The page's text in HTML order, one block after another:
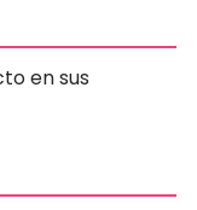
en sus